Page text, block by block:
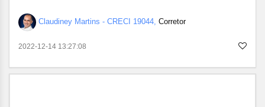
Claudiney Martins - CRECI 19044, Corretor
2022-12-14 13:27:08